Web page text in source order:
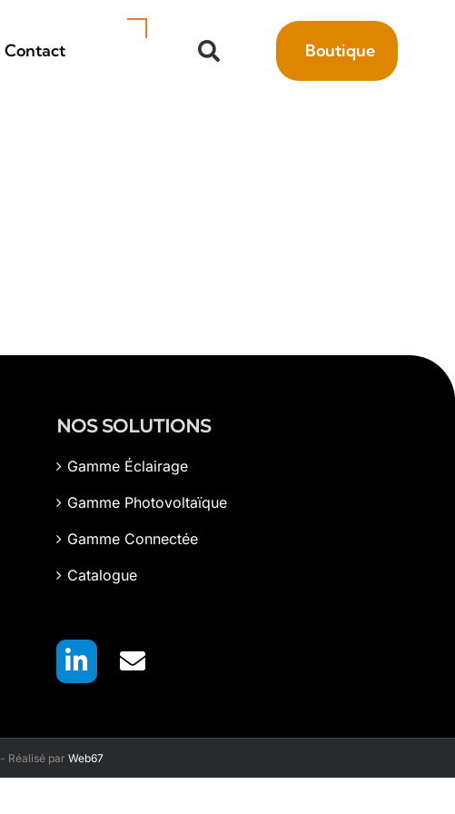
Contact Boutique
NOS SOLUTIONS
Gamme Éclairage
Gamme Photovoltaïque
Gamme Connectée
Catalogue
- Réalisé par Web67